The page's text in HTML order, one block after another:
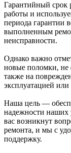
Гарантийный срок
работы и
периода гарантии
выполненным
неисправности.
Однако важно
новые поломки, не
также на
эксплуатацией
Наша цель —
надежности наших
вас возникнут
ремонта, и мы с
поддержку.